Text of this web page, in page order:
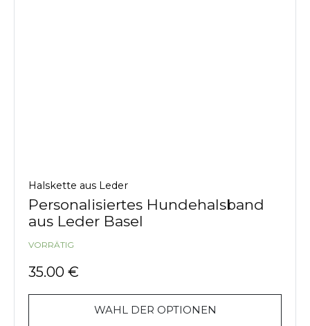
Halskette aus Leder
Personalisiertes Hundehalsband
aus Leder Basel
VORRÄTIG
35.00 €
WAHL DER OPTIONEN